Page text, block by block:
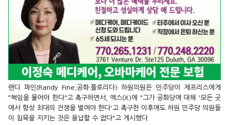
랜디 파인(Randy Fine,공화·플로리다) 하원의원은 민주당이 제프리스에게
"책임을 물어야 한다"고 촉구하면서, 엑스(X)에 "그가 공화당에 대해 '모든 곳
에서 항상 최대의 전쟁을 벌여야 한다'고 촉구한 이후에도 하원 민주당 의원들
이 침묵을 지키는 것은 용납할 수 없다"고 게시했다.